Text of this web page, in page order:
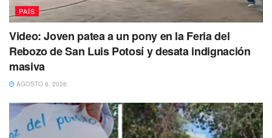
pequeño Vicente,quien quedó asegurado
retención infantil.
PAÍS
Video: Joven patea a un pony en la Feria del
Rebozo de San Luis Potosí y desata indignación
masiva
AGOSTO 6, 2026